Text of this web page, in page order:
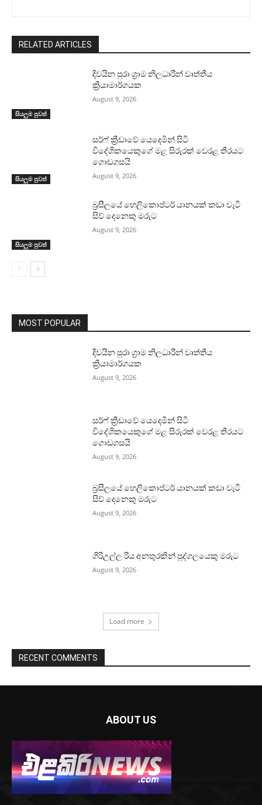
RELATED ARTICLES
සියලුම පුවත්
දිවයින පුරා ග්‍රාම නිලධාරීන් වෘත්තීය
ක්‍රියාමාර්ගයක
August 9, 2026
සියලුම පුවත්
සර්ෆ් ක්‍රීඩාවේ යෙදෙමින් සිටි
විදේශිකයෙකුගේ මළ සිරුරක් වෙරළ තීරයට
ගොඩගසයි
August 9, 2026
සියලුම පුවත්
බ්‍රසීලයේ හෙලිකොප්ටර් යානයක් කඩා වැටී
සිව් දෙනෙකු මරුට
August 9, 2026
MOST POPULAR
දිවයින පුරා ග්‍රාම නිලධාරීන් වෘත්තීය
ක්‍රියාමාර්ගයක
August 9, 2026
සර්ෆ් ක්‍රීඩාවේ යෙදෙමින් සිටි
විදේශිකයෙකුගේ මළ සිරුරක් වෙරළ තීරයට
ගොඩගසයි
August 9, 2026
බ්‍රසීලයේ හෙලිකොප්ටර් යානයක් කඩා වැටී
සිව් දෙනෙකු මරුට
August 9, 2026
ගිරිඋල්ල රිය අනතුරකින් පුද්ගලයෙකු මරුට
August 9, 2026
Load more
RECENT COMMENTS
ABOUT US